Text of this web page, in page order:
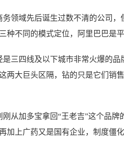
务领域先后诞生过数不清的公司
种不同的模式定位，阿里巴巴是
三四线及以下城市非常火爆的
两大巨头区隔，钻的只是它们销
刚从加多宝拿回“王老吉”这个品
加上广药又是国有企业，制度僵